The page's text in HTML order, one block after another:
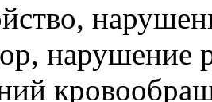
нарушение